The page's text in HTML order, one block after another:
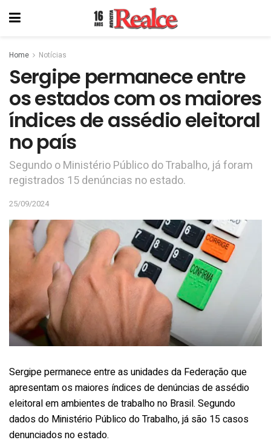
Home Notícias
Sergipe permanece entre
os estados com os maiores
índices de assédio eleitoral
no país
Segundo o Ministério Público do Trabalho, já foram
registrados 15 denúncias no estado.
25/09/2024
Sergipe permanece entre as unidades da Federação que
apresentam os maiores índices de denúncias de assédio
eleitoral em ambientes de trabalho no Brasil. Segundo
dados do Ministério Público do Trabalho, já são 15 casos
denunciados no estado.